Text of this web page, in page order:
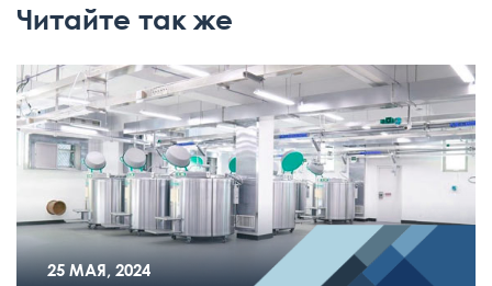
Читайте так же
25 МАЯ, 2024